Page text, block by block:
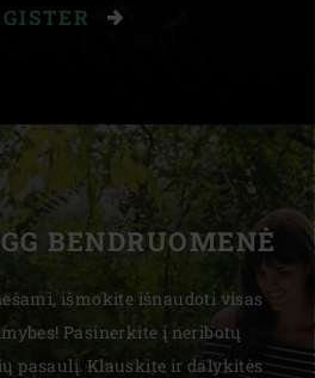
BENDRUOMENĖ
išmokite išnaudoti visas
Pasinerkite į neribotų
pasaulį. Klauskite ir dalykitės